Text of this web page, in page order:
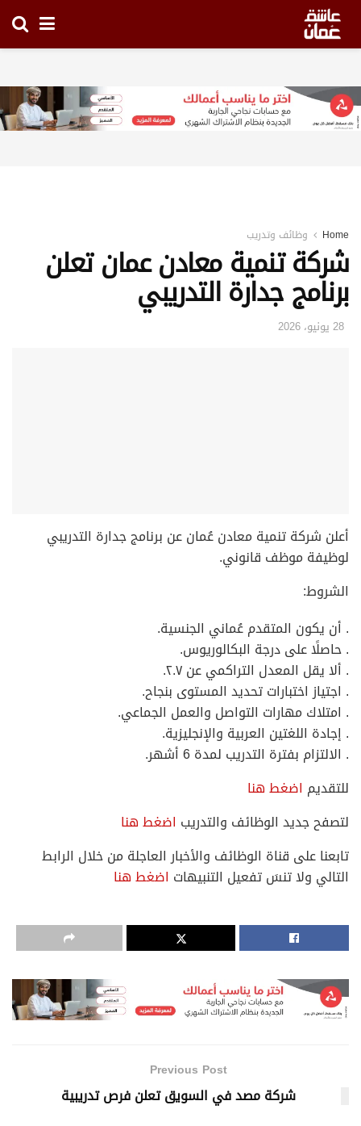
Home وظائف وتدريب
شركة تنمية معادن عمان تعلن
برنامج جدارة التدريبي
28 يونيو، 2026
أعلن شركة تنمية معادن عُمان عن برنامج جدارة التدريبي
لوظيفة موظف قانوني.
الشروط:
. أن يكون المتقدم عُماني الجنسية.
. حاصلًا على درجة البكالوريوس.
. ألا يقل المعدل التراكمي عن ٢.٧.
. اجتياز اختبارات تحديد المستوى بنجاح.
. امتلاك مهارات التواصل والعمل الجماعي.
. إجادة اللغتين العربية والإنجليزية.
. الالتزام بفترة التدريب لمدة 6 أشهر.
للتقديم اضغط هنا
لتصفح جديد الوظائف والتدريب اضغط هنا
تابعنا على قناة الوظائف والأخبار العاجلة من خلال الرابط
التالي ولا تنسَ تفعيل التنبيهات اضغط هنا
Previous Post
شركة مصد في السويق تعلن فرص تدريبية